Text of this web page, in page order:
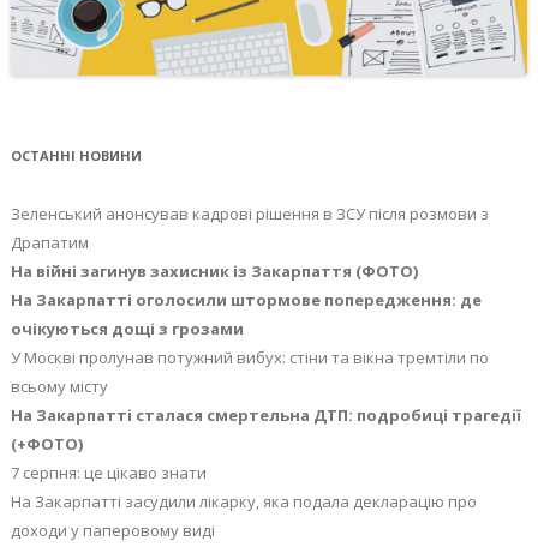
ОСТАННІ НОВИНИ
Зеленський анонсував кадрові рішення в ЗСУ після розмови з
Драпатим
На війні загинув захисник із Закарпаття (ФОТО)
На Закарпатті оголосили штормове попередження: де
очікуються дощі з грозами
У Москві пролунав потужний вибух: стіни та вікна тремтіли по
всьому місту
На Закарпатті сталася смертельна ДТП: подробиці трагедії
(+ФОТО)
7 серпня: це цікаво знати
На Закарпатті засудили лікарку, яка подала декларацію про
доходи у паперовому виді